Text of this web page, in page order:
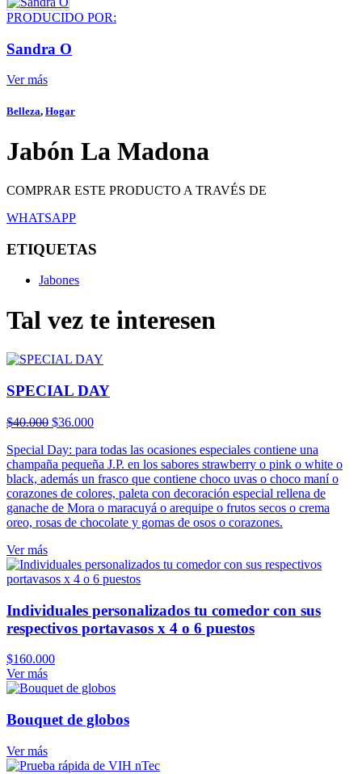
PRODUCIDO POR:
Sandra O
Ver más
Belleza, Hogar
Jabón La Madona
COMPRAR ESTE PRODUCTO A TRAVÉS DE
WHATSAPP
ETIQUETAS
Jabones
Tal vez te interesen
SPECIAL DAY
$40.000 El
original
era:
$40.000.
$36.000El
actual
es:
$36.000.
Special Day: para todas las ocasiones especiales contiene una
champaña pequeña J.P. en los sabores strawberry o pink o white o
black, además un frasco que contiene choco uvas o choco maní o
corazones de colores, paleta con decoración especial rellena de
ganache de Mora o maracuyá o arequipe o frutos secos o crema
oreo, rosas de chocolate y gomas de osos o corazones.
Ver más
Individuales personalizados tu comedor con sus
respectivos portavasos x 4 o 6 puestos
$160.000
Ver más
Bouquet de globos
Ver más